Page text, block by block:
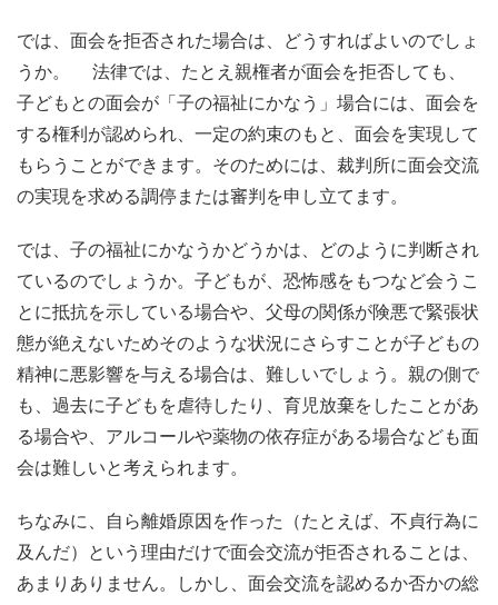
では、面会を拒否された場合は、どうすればよいのでしょ
うか。 法律では、たとえ親権者が面会を拒否しても、
子どもとの面会が「子の福祉にかなう」場合には、面会を
する権利が認められ、一定の約束のもと、面会を実現して
もらうことができます。そのためには、裁判所に面会交流
の実現を求める調停または審判を申し立てます。
では、子の福祉にかなうかどうかは、どのように判断され
ているのでしょうか。子どもが、恐怖感をもつなど会うこ
とに抵抗を示している場合や、父母の関係が険悪で緊張状
態が絶えないためそのような状況にさらすことが子どもの
精神に悪影響を与える場合は、難しいでしょう。親の側で
も、過去に子どもを虐待したり、育児放棄をしたことがあ
る場合や、アルコールや薬物の依存症がある場合なども面
会は難しいと考えられます。
ちなみに、自ら離婚原因を作った（たとえば、不貞行為に
及んだ）という理由だけで面会交流が拒否されることは、
あまりありません。しかし、面会交流を認めるか否かの総